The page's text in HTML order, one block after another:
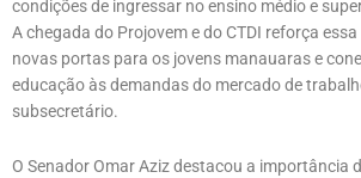
condições de ingressar no ensino médio e
A chegada do Projovem e do CTDI reforça
novas portas para os jovens manauaras e
educação às demandas do mercado de
subsecretário.
O Senador Omar Aziz destacou a importância